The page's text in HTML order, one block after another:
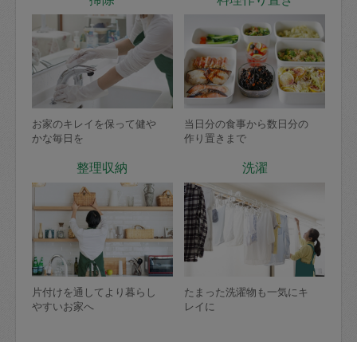
お家のキレイを保って健や
かな毎日を
当日分の食事から数日分の
作り置きまで
整理収納
片付けを通してより暮らし
やすいお家へ
洗濯
たまった洗濯物も一気にキ
レイに